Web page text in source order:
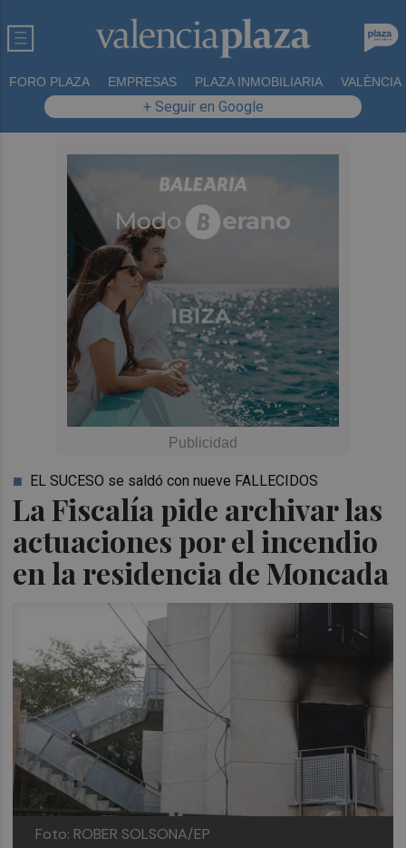
FORO PLAZA EMPRESAS PLAZA INMOBILIARIA VALÈNCIA
+ Seguir en Google
La Fiscalía pide archivar las
actuaciones por el incendio
en la residencia de Moncada
EL SUCESO se saldó con nueve FALLECIDOS
Foto: ROBER SOLSONA/EP